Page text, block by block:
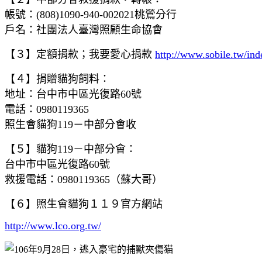
帳號：(808)1090-940-002021桃鶯分行
戶名：社團法人臺灣照顧生命協會
【３】定額捐款；我要愛心捐款 http://www.sobile.tw/
【４】捐贈貓狗飼料：
地址：台中市中區光復路60號
電話：0980119365
照生會貓狗119－中部分會收
【５】貓狗119－中部分會：
台中市中區光復路60號
救援電話：0980119365（蘇大哥）
【６】照生會貓狗１１９官方網站
http://www.lco.org.tw/